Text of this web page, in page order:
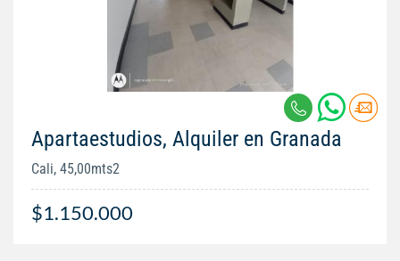
Apartaestudios, Alquiler en Granada
Cali, 45,00mts2
$1.150.000